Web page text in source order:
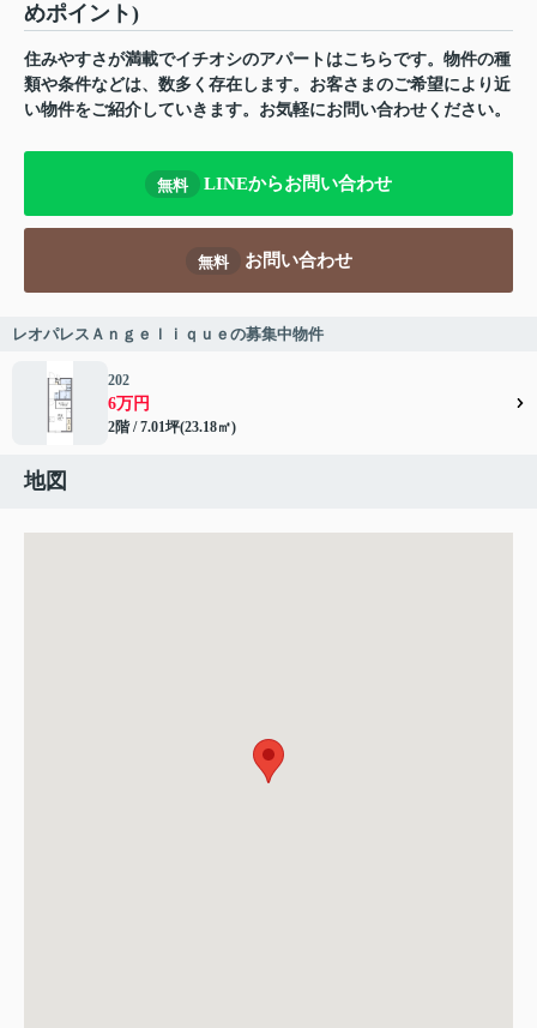
めポイント)
住みやすさが満載でイチオシのアパートはこちらです。物件の種
類や条件などは、数多く存在します。お客さまのご希望により近
い物件をご紹介していきます。お気軽にお問い合わせください。
無料 LINEからお問い合わせ
無料 お問い合わせ
レオパレスＡｎｇｅｌｉｑｕｅの募集中物件
202
6万円
2階 / 7.01坪(23.18㎡)
地図